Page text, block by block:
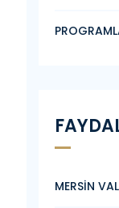
MERSİN